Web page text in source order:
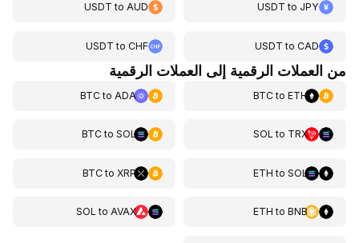
USDT toJPY
USDT toAUD
USDT toCAD
USDT toCHF
من العملات الرقمية إلى العملات الرقمية
BTCtoETH
BTCtoADA
SOL to TRX
BTCtoSOL
ETH toSOL
BTCtoXRP
ETH toBNB
SOL toAVAX